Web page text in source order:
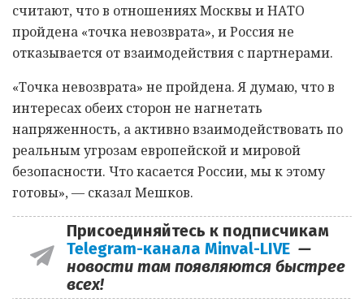
считают, что в отношениях Москвы и НАТО
пройдена «точка невозврата», и Россия не
отказывается от взаимодействия с партнерами.
«Точка невозврата» не пройдена. Я думаю, что в
интересах обеих сторон не нагнетать
напряженность, а активно взаимодействовать по
реальным угрозам европейской и мировой
безопасности. Что касается России, мы к этому
готовы», — сказал Мешков.
Присоединяйтесь к подписчикам
Telegram-канала Minval-LIVE —
новости там появляются быстрее
всех!